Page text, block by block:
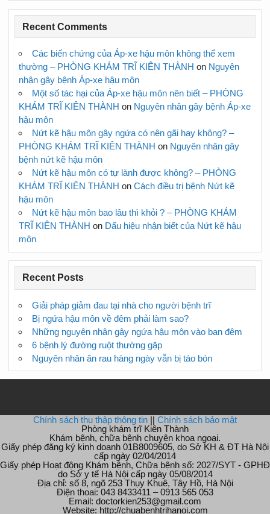
Recent Comments
Các biến chứng của Áp-xe hậu môn không thể xem
thường – PHÒNG KHÁM TRĨ KIÊN THÀNH on Nguyên
nhân gây bệnh Áp-xe hậu môn
Một số tác hại của Áp-xe hậu môn nên biết – PHÒNG
KHÁM TRĨ KIÊN THÀNH on Nguyên nhân gây bệnh Áp-xe
hậu môn
Nứt kẽ hậu môn gây ngứa có nên gãi hay không? –
PHÒNG KHÁM TRĨ KIÊN THÀNH on Nguyên nhân gây
bệnh nứt kẽ hậu môn
Nứt kẽ hậu môn có tự lành được không? – PHÒNG
KHÁM TRĨ KIÊN THÀNH onCách điều trị bệnh Nứt kẽ
hậu môn
Nứt kẽ hậu môn bao lâu thì khỏi ? – PHÒNG KHÁM
TRĨ KIÊN THÀNH on Dấu hiệu nhận biết của Nứt kẽ hậu
môn
Recent Posts
Giải pháp giảm đau tại nhà cho người bệnh trĩ
Bị ngứa hậu môn về đêm phải làm sao?
Những nguyên nhân gây ngứa hậu môn vào ban đêm
6 bệnh lý đường ruột thường gặp
Nguyên nhân ăn rau hàng ngày vẫn bị táo bón
Chính sách thu thập thông tin
Chính sách bảo mật
Phòng khám trĩ Kiên Thành
Khám bệnh, chữa bệnh chuyên khoa ngoại.
Giấy phép đăng ký kinh doanh 01B8009605, do Sở KH & ĐT Hà Nội
cấp ngày 02/04/2014
Giấy phép Hoạt động Khám bệnh, Chữa bệnh số: 2027/SYT - GPHĐ
do Sở y tế Hà Nội cấp ngày 05/08/2014
Địa chỉ: số 8, ngõ 253 Thụy Khuê, Tây Hồ, Hà Nội
Điện thoai: 043 8433411 – 0913 565 053
Email: doctorkien253@gmail.com
Website: http://chuabenhtrihanoi.com